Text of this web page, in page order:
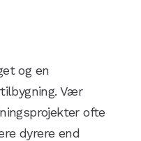
og en
Vær
ofte
dyrere end